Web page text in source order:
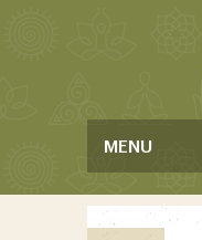
MENU